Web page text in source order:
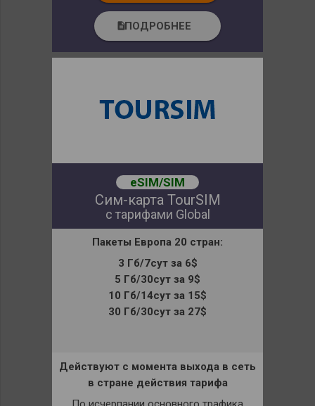
descriptionПОДРОБНЕЕ
eSIM/SIM
Сим-карта TourSIM
с тарифами Global
Пакеты Европа 20 стран:
3 Гб/7сут за 6$
5 Гб/30сут за 9$
10 Гб/14сут за 15$
30 Гб/30сут за 27$
Действуют с момента выхода в сеть
в стране действия тарифа